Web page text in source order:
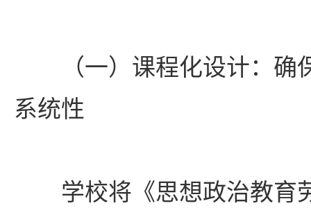
（一）课程化设计：
系统性
学校将《思想政治教育